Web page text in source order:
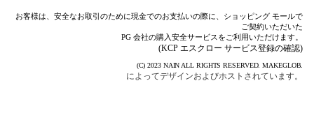
お客様は、安全なお取引のために現金でのお支払いの際に、ショッピング モールで
ご契約いただいた
PG 会社の購入安全サービスをご利用いただけます。
(KCP エスクロー サービス登録の確認)
(C) 2023 NAIN ALL RIGHTS RESERVED.MAKEGLOB.
によってデザインおよびホストされています。